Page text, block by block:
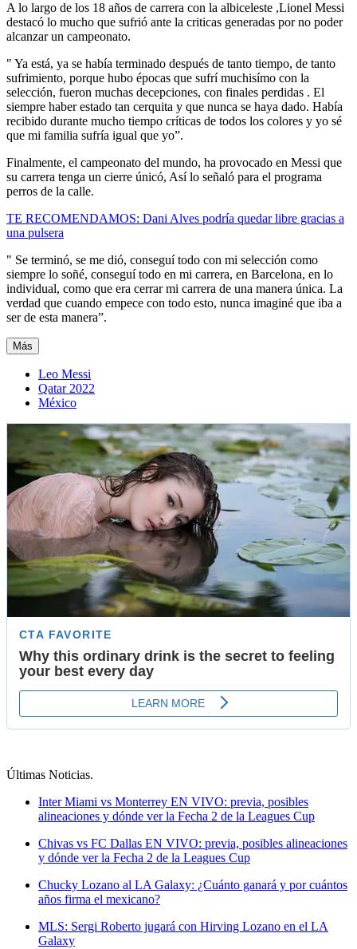
A lo largo de los 18 años de carrera con la albiceleste ,Lionel Messi
destacó lo mucho que sufrió ante la criticas generadas por no poder
alcanzar un campeonato.
" Ya está, ya se había terminado después de tanto tiempo, de tanto
sufrimiento, porque hubo épocas que sufrí muchisímo con la
selección, fueron muchas decepciones, con finales perdidas . El
siempre haber estado tan cerquita y que nunca se haya dado. Había
recibido durante mucho tiempo críticas de todos los colores y yo sé
que mi familia sufría igual que yo”.
Finalmente, el campeonato del mundo, ha provocado en Messi que
su carrera tenga un cierre únicó, Así lo señaló para el programa
perros de la calle.
TE RECOMENDAMOS: Dani Alves podría quedar libre gracias a
una pulsera
" Se terminó, se me dió, conseguí todo con mi selección como
siempre lo soñé, conseguí todo en mi carrera, en Barcelona, en lo
individual, como que era cerrar mi carrera de una manera única. La
verdad que cuando empece con todo esto, nunca imaginé que iba a
ser de esta manera”.
Más
Leo Messi
Qatar 2022
México
Últimas Noticias.
Inter Miami vs Monterrey EN VIVO: previa, posibles
alineaciones y dónde ver la Fecha 2 de la Leagues Cup
Chivas vs FC Dallas EN VIVO: previa, posibles alineaciones
y dónde ver la Fecha 2 de la Leagues Cup
Chucky Lozano al LA Galaxy: ¿Cuánto ganará y por cuántos
años firma el mexicano?
MLS: Sergi Roberto jugará con Hirving Lozano en el LA
Galaxy